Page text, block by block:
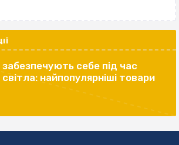
забезпечують себе під час
найпопулярніші товари